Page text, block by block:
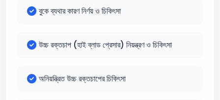
বুকে ব্যথার কারণ নির্ণয় ও চিকিৎসা
উচ্চ রক্তচাপ (হাই ব্লাড প্রেসার) নিয়ন্ত্রণ ও চিকিৎসা
অনিয়ন্ত্রিত উচ্চ রক্তচাপের চিকিৎসা